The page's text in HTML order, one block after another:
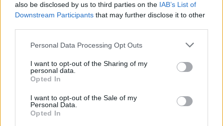
also be disclosed by us to third parties on the IAB’s List of
Downstream Participants that may further disclose it to other
Please note that this website/app uses one or more Google
not limited to your visit or usage behaviour. You may click to
grant or deny consent to Google and its third-party tags to
use your data for below specified purposes in below Google
consent section.
Personal Data Processing Opt Outs
I want to opt-out of the Sharing of my
personal data.
Opted In
I want to opt-out of the Sale of my
Personal Data.
Opted In
Σχόλια
Παράταση για να δώσουν
εξηγήσεις πήραν ιδιοκτήτης
στο Σαρακήνικο
Βελτιωμένη η εικόνα
φωτιάς στον
Εκκενώθηκε ο